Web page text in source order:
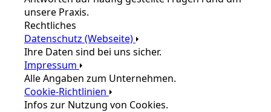
unsere Praxis.
Rechtliches
Datenschutz (Webseite)
Ihre Daten sind bei uns sicher.
Impressum
Alle Angaben zum Unternehmen.
Cookie-Richtlinien
Infos zur Nutzung von Cookies.